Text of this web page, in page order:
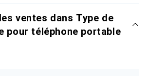
ventes dans Type de
pour téléphone portable